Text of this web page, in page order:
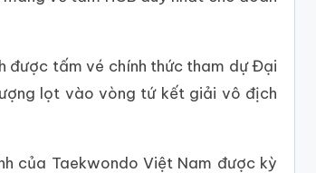
được tấm vé chính thức tham dự Đại
lọt vào vòng tứ kết giải vô địch
của Taekwondo Việt Nam được kỳ